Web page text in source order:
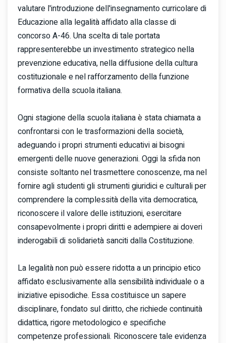
valutare l'introduzione dell'insegnamento curricolare di
Educazione alla legalità affidato alla classe di
concorso A-46. Una scelta di tale portata
rappresenterebbe un investimento strategico nella
prevenzione educativa, nella diffusione della cultura
costituzionale e nel rafforzamento della funzione
formativa della scuola italiana.
Ogni stagione della scuola italiana è stata chiamata a
confrontarsi con le trasformazioni della società,
adeguando i propri strumenti educativi ai bisogni
emergenti delle nuove generazioni. Oggi la sfida non
consiste soltanto nel trasmettere conoscenze, ma nel
fornire agli studenti gli strumenti giuridici e culturali per
comprendere la complessità della vita democratica,
riconoscere il valore delle istituzioni, esercitare
consapevolmente i propri diritti e adempiere ai doveri
inderogabili di solidarietà sanciti dalla Costituzione.
La legalità non può essere ridotta a un principio etico
affidato esclusivamente alla sensibilità individuale o a
iniziative episodiche. Essa costituisce un sapere
disciplinare, fondato sul diritto, che richiede continuità
didattica, rigore metodologico e specifiche
competenze professionali. Riconoscere tale evidenza